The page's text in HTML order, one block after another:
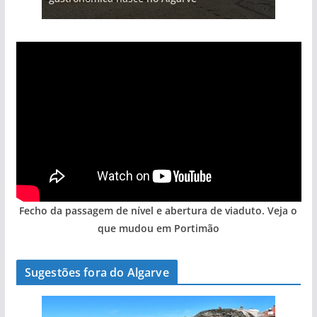
Fecho da passagem de nível e abertura de viaduto. Veja o
que mudou em Portimão
Sugestões fora do Algarve